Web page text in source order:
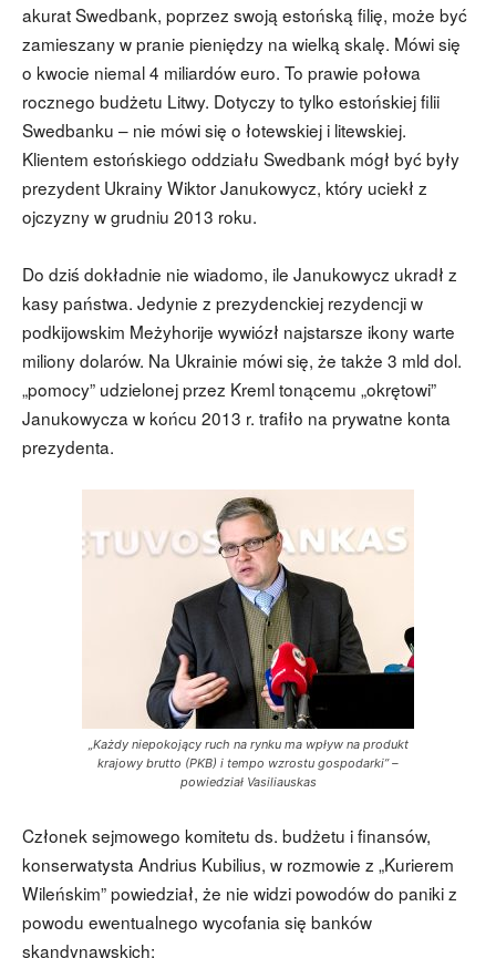
akurat Swedbank, poprzez swoją estońską filię, może być
zamieszany w pranie pieniędzy na wielką skalę. Mówi się
o kwocie niemal 4 miliardów euro. To prawie połowa
rocznego budżetu Litwy. Dotyczy to tylko estońskiej filii
Swedbanku – nie mówi się o łotewskiej i litewskiej.
Klientem estońskiego oddziału Swedbank mógł być były
prezydent Ukrainy Wiktor Janukowycz, który uciekł z
ojczyzny w grudniu 2013 roku.
Do dziś dokładnie nie wiadomo, ile Janukowycz ukradł z
kasy państwa. Jedynie z prezydenckiej rezydencji w
podkijowskim Meżyhorije wywiózł najstarsze ikony warte
miliony dolarów. Na Ukrainie mówi się, że także 3 mld dol.
„pomocy” udzielonej przez Kreml tonącemu „okrętowi”
Janukowycza w końcu 2013 r. trafiło na prywatne konta
prezydenta.
„Każdy niepokojący ruch na rynku ma wpływ na produkt
krajowy brutto (PKB) i tempo wzrostu gospodarki” –
powiedział Vasiliauskas
Członek sejmowego komitetu ds. budżetu i finansów,
konserwatysta Andrius Kubilius, w rozmowie z „Kurierem
Wileńskim” powiedział, że nie widzi powodów do paniki z
powodu ewentualnego wycofania się banków
skandynawskich: